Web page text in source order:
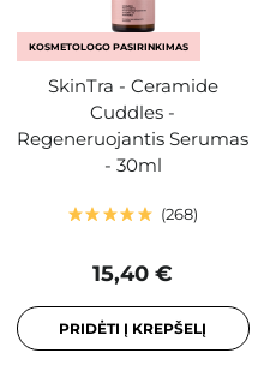
KOSMETOLOGO PASIRINKIMAS
SkinTra - Ceramide
Cuddles -
Regeneruojantis Serumas
- 30ml
268
15,40 €
PRIDĖTI Į KREPŠELĮ